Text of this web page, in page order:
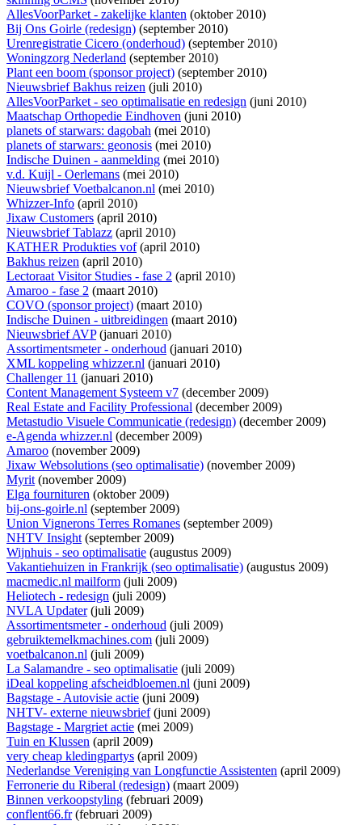
AllesVoorParket - zakelijke klanten (oktober 2010)
Bij Ons Goirle (redesign) (september 2010)
Urenregistratie Cicero (onderhoud) (september 2010)
Woningzorg Nederland (september 2010)
Plant een boom (sponsor project) (september 2010)
Nieuwsbrief Bakhus reizen (juli 2010)
AllesVoorParket - seo optimalisatie en redesign (juni 2010)
Maatschap Orthopedie Eindhoven (juni 2010)
planets of starwars: dagobah (mei 2010)
planets of starwars: geonosis (mei 2010)
Indische Duinen - aanmelding (mei 2010)
v.d. Kuijl - Oerlemans (mei 2010)
Nieuwsbrief Voetbalcanon.nl (mei 2010)
Whizzer-Info (april 2010)
Jixaw Customers (april 2010)
Nieuwsbrief Tablazz (april 2010)
KATHER Produkties vof(april 2010)
Bakhus reizen (april 2010)
Lectoraat Visitor Studies - fase 2 (april 2010)
Amaroo - fase 2 (maart 2010)
COVO (sponsor project) (maart 2010)
Indische Duinen - uitbreidingen (maart 2010)
Nieuwsbrief AVP(januari 2010)
Assortimentsmeter - onderhoud (januari 2010)
XML koppeling whizzer.nl (januari 2010)
Challenger 11 (januari 2010)
Content Management Systeem v7 (december 2009)
Real Estate and Facility Professional (december 2009)
Metastudio Visuele Communicatie (redesign) (december 2009)
e-Agenda whizzer.nl (december 2009)
Amaroo (november 2009)
Jixaw Websolutions (seo optimalisatie) (november 2009)
Myrit(november 2009)
Elga fournituren (oktober 2009)
bij-ons-goirle.nl (september 2009)
Union Vignerons Terres Romanes (september 2009)
NHTV Insight(september 2009)
Wijnhuis - seo optimalisatie (augustus 2009)
Vakantiehuizen in Frankrijk (seo optimalisatie) (augustus 2009)
macmedic.nl mailform (juli 2009)
Heliotech - redesign (juli 2009)
NVLA Updater(juli 2009)
Assortimentsmeter - onderhoud (juli 2009)
gebruiktemelkmachines.com (juli 2009)
voetbalcanon.nl (juli 2009)
La Salamandre - seo optimalisatie (juli 2009)
iDeal koppeling afscheidbloemen.nl (juni 2009)
Bagstage - Autovisie actie (juni 2009)
NHTV- externe nieuwsbrief(juni 2009)
Bagstage - Margriet actie (mei 2009)
Tuin en Klussen (april 2009)
very cheap kledingpartys (april 2009)
Nederlandse Vereniging van Longfunctie Assistenten (april 2009)
Ferronerie du Riberal (redesign) (maart 2009)
Binnen verkoopstyling (februari 2009)
conflent66.fr(februari 2009)